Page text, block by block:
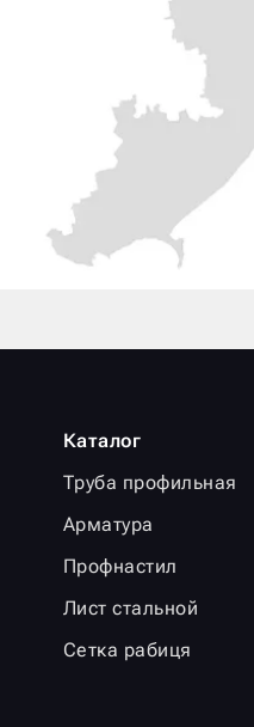
Каталог
Труба профильная
Арматура
Профнастил
Лист стальной
Сетка рабиця